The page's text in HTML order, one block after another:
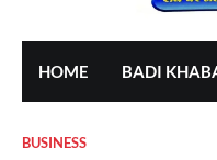
HOME BADI
BUSINESS